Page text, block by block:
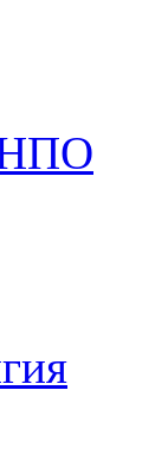
НПО